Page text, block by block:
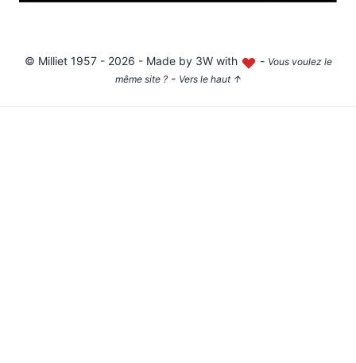
© Milliet1957 - 2026 - Made by 3W with - Vous voulez le
même site ?- Vers le haut ↑